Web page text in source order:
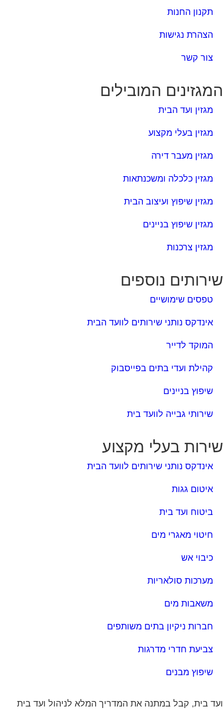
תקנון החנות
הצהרת נגישות
צור קשר
המובילים
מגזין ועד הבית
מגזין בעלי מקצוע
מגזין מעבר דירה
מגזין כלכלה ומשכנתאות
מגזין שיפוץ ועיצוב הבית
מגזין שיפוץ בניינים
מגזין צרכנות
נוספים
טפסים שימושיים
אינדקס נותני שירותים לוועד הבית
המוקד לדייר
קהילת ועדי בתים בפייסבוק
שיפוץ בניינים
שירותי גבייה לוועד בית
בעלי מקצוע
אינדקס נותני שירותים לוועד הבית
איטום גגות
ביטוח ועד בית
חיטוי מאגרי מים
כיבוי אש
מערכות סולאריות
משאבות מים
חברות ניקיון בתים משותפים
צביעת חדרי מדרגות
שיפוץ מבנים
בית, קבל במתנה את המדריך המלא לניהול ועד בית